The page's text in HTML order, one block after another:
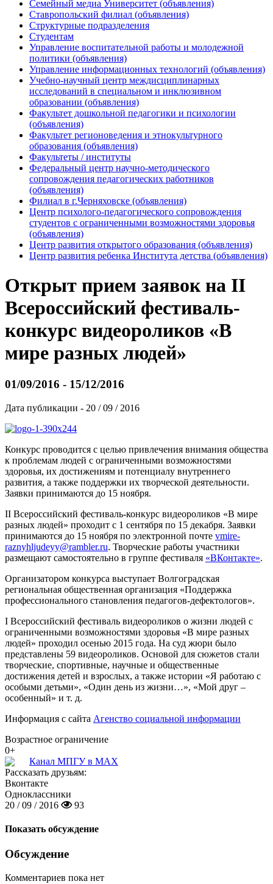
Семейный медиа Университет (объявления)
Ставропольский филиал (объявления)
Структурные подразделения
Студентам
Управление воспитательной работы и молодежной
политики (объявления)
Управление информационных технологий (объявления)
Учебно-научный центр междисциплинарных
исследований в специальном и инклюзивном
образовании (объявления)
Факультет дошкольной педагогики и психологии
(объявления)
Факультет регионоведения и этнокультурного
образования (объявления)
Факультеты / институты
Федеральный центр научно-методического
сопровождения педагогических работников
(объявления)
Филиал в г.Черняховске (объявления)
Центр психолого-педагогического сопровождения
студентов с ограниченными возможностями здоровья
(объявления)
Центр развития открытого образования (объявления)
Центр развития ребенка Института детства (объявления)
Открыт прием заявок на II
Всероссийский фестиваль-
конкурс видеороликов «В
мире разных людей»
01/09/2016 - 15/12/2016
Дата публикации - 20 / 09 / 2016
Конкурс проводится с целью привлечения внимания общества
к проблемам людей с ограниченными возможностями
здоровья, их достижениям и потенциалу внутреннего
развития, а также поддержки их творческой деятельности.
Заявки принимаются до 15 ноября.
II Всероссийский фестиваль-конкурс видеороликов «В мире
разных людей» проходит с 1 сентября по 15 декабря. Заявки
принимаются до 15 ноября по электронной почте vmire-
raznyhljudeyy@rambler.ru. Творческие работы участники
размещают самостоятельно в группе фестиваля «ВКонтакте».
Организатором конкурса выступает Волгоградская
региональная общественная организация «Поддержка
профессионального становления педагогов-дефектологов».
I Всероссийский фестиваль видеороликов о жизни людей с
ограниченными возможностями здоровья «В мире разных
людей» проходил осенью 2015 года. На суд жюри было
представлены 59 видеороликов. Основой для сюжетов стали
творческие, спортивные, научные и общественные
достижения детей и взрослых, а также истории «Я работаю с
особыми детьми», «Один день из жизни…», «Мой друг –
особенный» и т. д.
Информация с сайта Агенство социальной информации
Возрастное ограничение
0+
Канал МПГУ в MAX
Рассказать друзьям:
Вконтакте
Одноклассники
20 / 09 / 2016
93
Показать обсуждение
Обсуждение
Комментариев пока нет